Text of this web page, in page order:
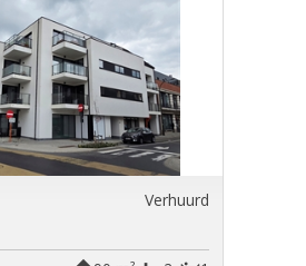
Verhuurd